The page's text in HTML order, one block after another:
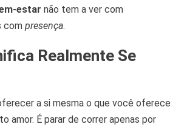
estar não tem a ver com
com presença.
Realmente Se
a si mesma o que você oferece
amor. É parar de correr apenas por